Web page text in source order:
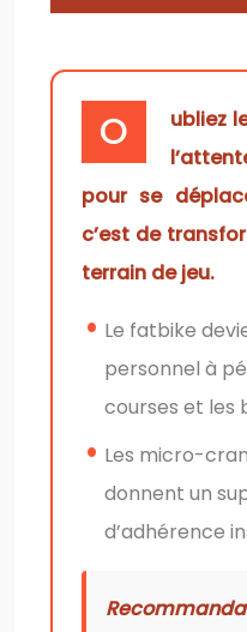
Oubliez le stress du parking et
pour se
c’est de
terrain de jeu.
Le fatbike
personnel à
courses et les
Les micro-
donnent un
d’adhérence